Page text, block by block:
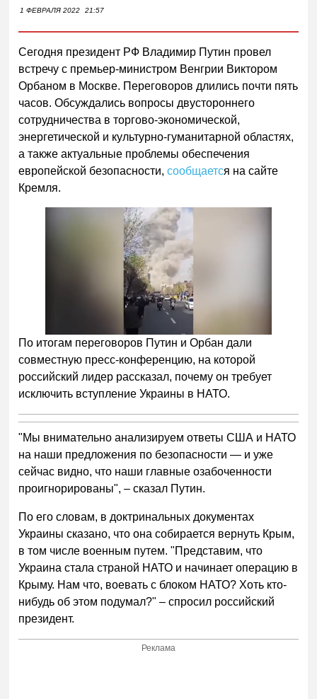
1 ФЕВРАЛЯ 2022 21:57
Сегодня президент РФ Владимир Путин провел
встречу с премьер-министром Венгрии Виктором
Орбаном в Москве. Переговоров длились почти пять
часов. Обсуждались вопросы двустороннего
сотрудничества в торгово-экономической,
энергетической и культурно-гуманитарной областях,
а также актуальные проблемы обеспечения
европейской безопасности,сообщается на сайте
Кремля.
По итогам переговоров Путин и Орбан дали
совместную пресс-конференцию, на которой
российский лидер рассказал, почему он требует
исключить вступление Украины в НАТО.
"Мы внимательно анализируем ответы США и НАТО
на наши предложения по безопасности — и уже
сейчас видно, что наши главные озабоченности
проигнорированы", – сказал Путин.
По его словам, в доктринальных документах
Украины сказано, что она собирается вернуть Крым,
в том числе военным путем. "Представим, что
Украина стала страной НАТО и начинает операцию в
Крыму. Нам что, воевать с блоком НАТО? Хоть кто-
нибудь об этом подумал?" – спросил российский
президент.
Реклама